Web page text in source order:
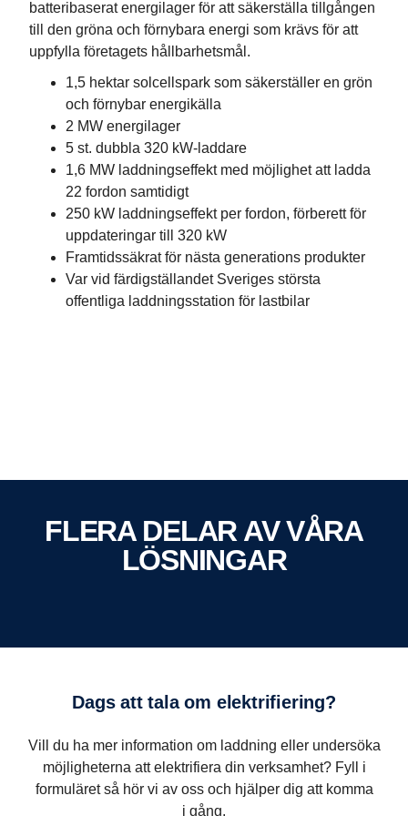
batteribaserat energilager för att säkerställa tillgången
till den gröna och förnybara energi som krävs för att
uppfylla företagets hållbarhetsmål.
1,5 hektar solcellspark som säkerställer en grön
och förnybar energikälla
2 MW energilager
5 st. dubbla 320 kW-laddare
1,6 MW laddningseffekt med möjlighet att ladda
22 fordon samtidigt
250 kW laddningseffekt per fordon, förberett för
uppdateringar till 320 kW
Framtidssäkrat för nästa generations produkter
Var vid färdigställandet Sveriges största
offentliga laddningsstation för lastbilar
Stads-, intercity-, skol- och turistbussar
1 300 fordon
Lösning
FLERA DELAR AV VÅRA
LÖSNINGAR
Dags att tala om elektrifiering?
Vill du ha mer information om laddning eller undersöka
möjligheterna att elektrifiera din verksamhet? Fyll i
formuläret så hör vi av oss och hjälper dig att komma
i gång.